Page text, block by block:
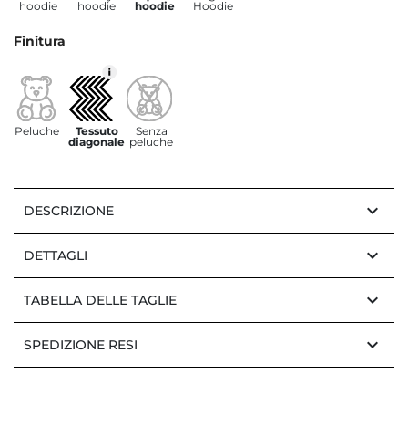
hoodie
hoodie
hoodie
Hoodie
Finitura
Peluche
Tessuto
diagonale
Senza
peluche
DESCRIZIONE keyboard_arrow_down
DETTAGLI keyboard_arrow_down
TABELLA DELLE TAGLIE keyboard_arrow_down
SPEDIZIONE RESI keyboard_arrow_down